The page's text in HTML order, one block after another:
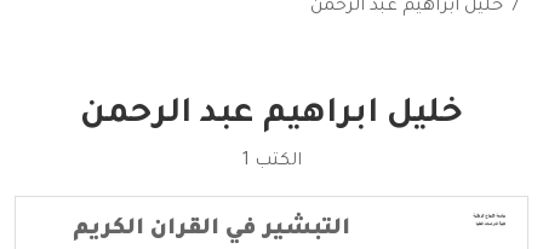
خليل ابراهيم عبد الرحمن
خليل ابراهيم عبد الرحمن
الكتب 1
التبشير في القران الكريم